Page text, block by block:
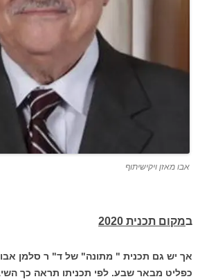
אבו מאזן ויקישיתוף
במקום תכנית 2020
אך יש גם תכנית " מתונה" של ד" ר סלמן
כפליט מבאר שבע. לפי תכניתו תראה כך